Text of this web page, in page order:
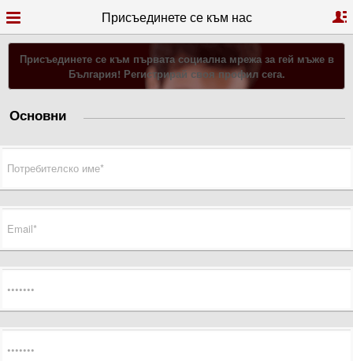
Присъединете се към нас
Присъединете се към първата социална мрежа за гей мъже в
България! Регистрирай своя профил сега.
Основни